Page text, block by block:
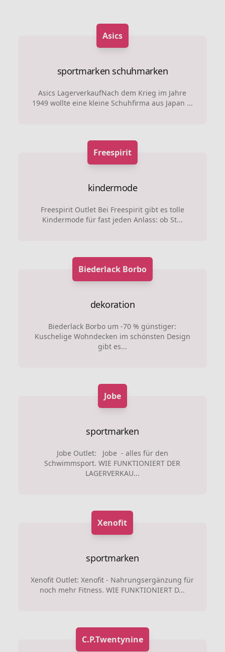
Asics
sportmarken schuhmarken
Asics LagerverkaufNach dem Krieg im Jahre
1949 wollte eine kleine Schuhfirma aus Japan ...
Freespirit
kindermode
Freespirit Outlet Bei Freespirit gibt es tolle
Kindermode für fast jeden Anlass: ob St...
Biederlack Borbo
dekoration
Biederlack Borbo um -70 % günstiger:
Kuschelige Wohndecken im schönsten Design
gibt es...
Jobe
sportmarken
Jobe Outlet: Jobe - alles für den
Schwimmsport. WIE FUNKTIONIERT DER
LAGERVERKAU...
Xenofit
sportmarken
Xenofit Outlet: Xenofit - Nahrungsergänzung für
noch mehr Fitness. WIE FUNKTIONIERT D...
C.P.Twentynine